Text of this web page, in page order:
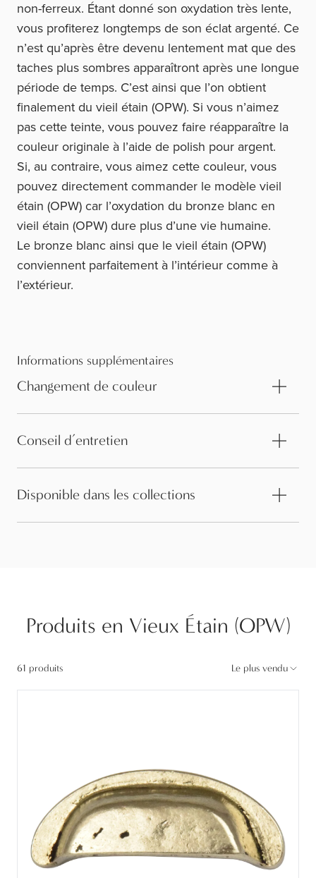
non-ferreux. Étant donné son oxydation très lente,
vous profiterez longtemps de son éclat argenté. Ce
n’est qu’après être devenu lentement mat que des
taches plus sombres apparaîtront après une longue
période de temps. C’est ainsi que l’on obtient
finalement du vieil étain (OPW). Si vous n’aimez
pas cette teinte, vous pouvez faire réapparaître la
couleur originale à l’aide de polish pour argent.
Si, au contraire, vous aimez cette couleur, vous
pouvez directement commander le modèle vieil
étain (OPW) car l’oxydation du bronze blanc en
vieil étain (OPW) dure plus d’une vie humaine.
Le bronze blanc ainsi que le vieil étain (OPW)
conviennent parfaitement à l’intérieur comme à
l’extérieur.
Informations supplémentaires
Changement de couleur
Conseil d’entretien
Disponible dans les collections
Produits en Vieux Étain (OPW)
61 produits Le plus vendu